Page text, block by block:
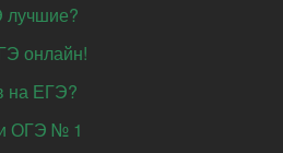
лучшие?
онлайн!
на ЕГЭ?
ОГЭ № 1